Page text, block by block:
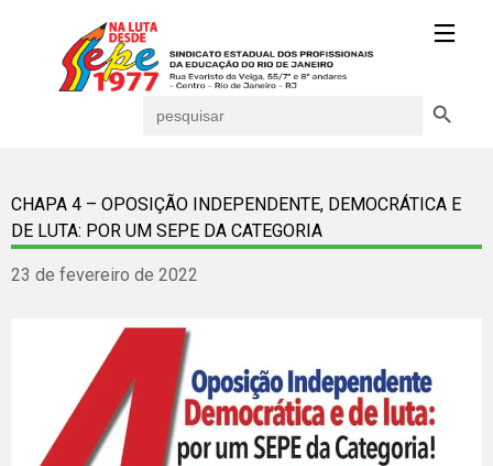
for:
CHAPA 4 – OPOSIÇÃO INDEPENDENTE, DEMOCRÁTICA E
DE LUTA: POR UM SEPE DA CATEGORIA
23 de fevereiro de 2022